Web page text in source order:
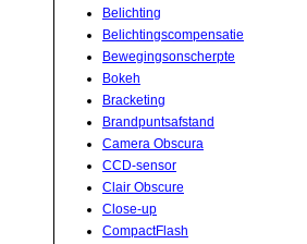
Belichting
Belichtingscompensatie
Bewegingsonscherpte
Bokeh
Bracketing
Brandpuntsafstand
Camera Obscura
CCD-sensor
Clair Obscure
Close-up
CompactFlash